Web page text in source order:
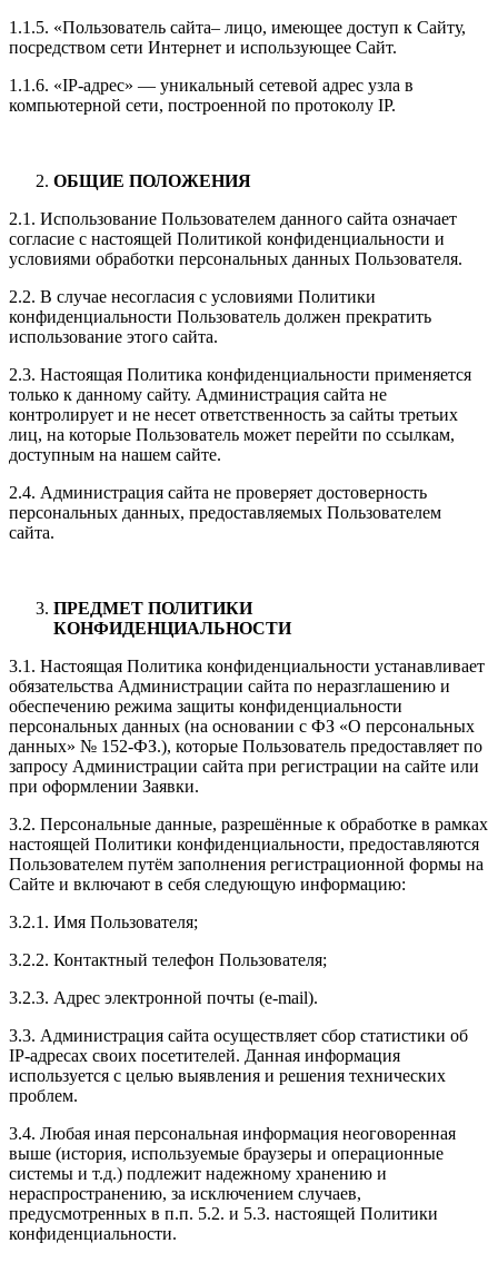
1.1.5. «Пользователь сайта– лицо, имеющее доступ к Сайту,
посредством сети Интернет и использующее Сайт.
1.1.6. «IP-адрес» — уникальный сетевой адрес узла в
компьютерной сети, построенной по протоколу IP.
ОБЩИЕ ПОЛОЖЕНИЯ
2.1. Использование Пользователем данного сайта означает
согласие с настоящей Политикой конфиденциальности и
условиями обработки персональных данных Пользователя.
2.2. В случае несогласия с условиями Политики
конфиденциальности Пользователь должен прекратить
использование этого сайта.
2.3. Настоящая Политика конфиденциальности применяется
только к данному сайту. Администрация сайта не
контролирует и не несет ответственность за сайты третьих
лиц, на которые Пользователь может перейти по ссылкам,
доступным на нашем сайте.
2.4. Администрация сайта не проверяет достоверность
персональных данных, предоставляемых Пользователем
сайта.
ПРЕДМЕТ ПОЛИТИКИ
КОНФИДЕНЦИАЛЬНОСТИ
3.1. Настоящая Политика конфиденциальности устанавливает
обязательства Администрации сайта по неразглашению и
обеспечению режима защиты конфиденциальности
персональных данных (на основании с ФЗ «О персональных
данных» № 152-ФЗ.), которые Пользователь предоставляет по
запросу Администрации сайта при регистрации на сайте или
при оформлении Заявки.
3.2. Персональные данные, разрешённые к обработке в рамках
настоящей Политики конфиденциальности, предоставляются
Пользователем путём заполнения регистрационной формы на
Сайте и включают в себя следующую информацию:
3.2.1. Имя Пользователя;
3.2.2. Контактный телефон Пользователя;
3.2.3. Адрес электронной почты (e-mail).
3.3. Администрация сайта осуществляет сбор статистики об
IP-адресах своих посетителей. Данная информация
используется с целью выявления и решения технических
проблем.
3.4. Любая иная персональная информация неоговоренная
выше (история, используемые браузеры и операционные
системы и т.д.) подлежит надежному хранению и
нераспространению, за исключением случаев,
предусмотренных в п.п. 5.2. и 5.3. настоящей Политики
конфиденциальности.